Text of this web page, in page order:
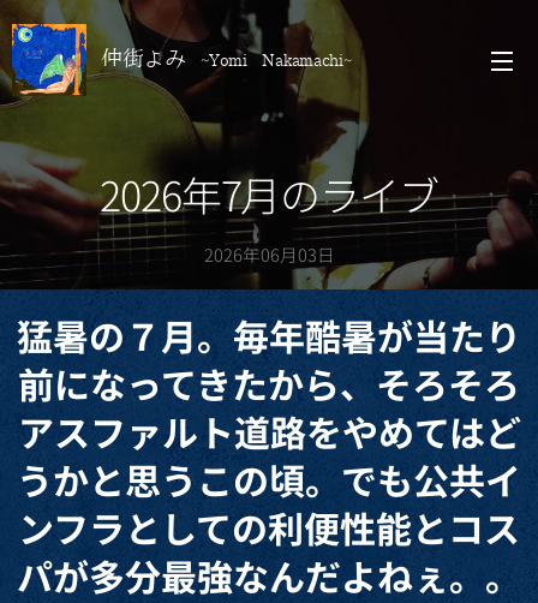
仲街よみ ~Yomi Nakamachi~
2026年7月のライブ
2026年06月03日
猛暑の７月。毎年酷暑が当たり
前になってきたから、そろそろ
アスファルト道路をやめてはど
うかと思うこの頃。でも公共イ
ンフラとしての利便性能とコス
パが多分最強なんだよねぇ。。